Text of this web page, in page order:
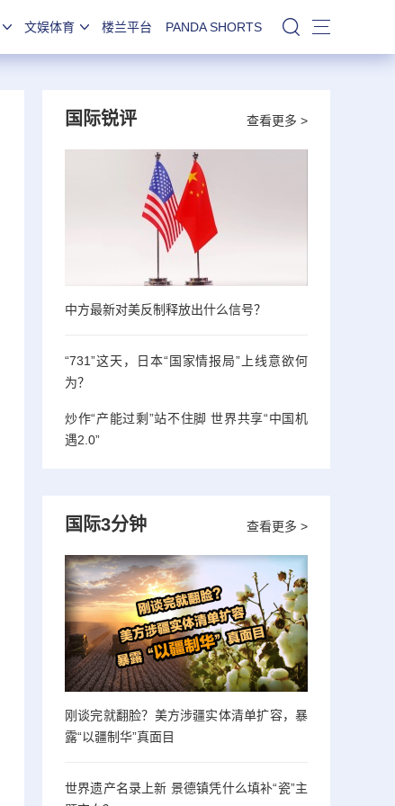
文娱体育 楼兰平台 PANDA SHORTS 站内搜索
查看更多 >
国际锐评
中方最新对美反制释放出什么信号？
“731”这天，日本“国家情报局”上线意欲何
为？
炒作“产能过剩”站不住脚 世界共享“中国机
遇2.0”
查看更多 >
国际3分钟
刚谈完就翻脸？美方涉疆实体清单扩容，暴
露“以疆制华”真面目
世界遗产名录上新 景德镇凭什么填补“瓷”主